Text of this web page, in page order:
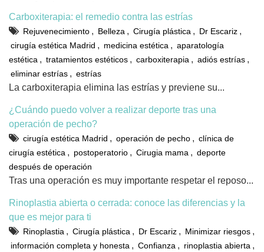
Carboxiterapia: el remedio contra las estrías
Rejuvenecimiento , Belleza , Cirugía plástica , Dr Escariz ,
cirugía estética Madrid , medicina estética , aparatología
estética , tratamientos estéticos , carboxiterapia , adiós estrías ,
eliminar estrías , estrías
La carboxiterapia elimina las estrías y previene su...
¿Cuándo puedo volver a realizar deporte tras una
operación de pecho?
cirugía estética Madrid , operación de pecho , clínica de
cirugía estética , postoperatorio , Cirugia mama , deporte
después de operación
Tras una operación es muy importante respetar el reposo...
Rinoplastia abierta o cerrada: conoce las diferencias y la
que es mejor para ti
Rinoplastia , Cirugía plástica , Dr Escariz , Minimizar riesgos ,
información completa y honesta , Confianza , rinoplastia abierta ,